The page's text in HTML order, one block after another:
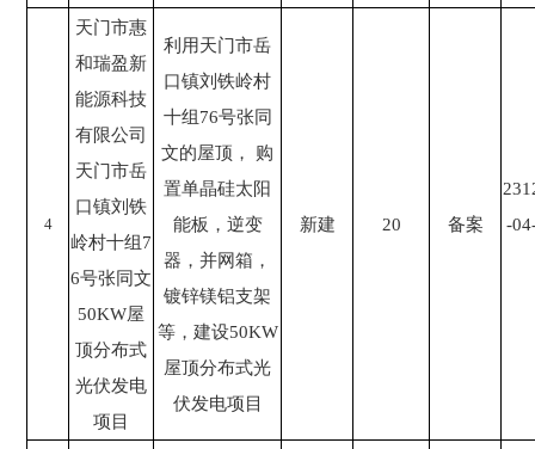
4
天门市惠
和瑞盈新
能源科技
有限公司
天门市岳
口镇刘铁
岭村十组7
6号张同文
50KW屋
顶分布式
光伏发电
项目
利用天门市岳
口镇刘铁岭村
十组76号张同
文的屋顶， 购
置单晶硅太阳
能板，逆变
器，并网箱，
镀锌镁铝支架
等，建设50KW
屋顶分布式光
伏发电项目
新建 20 备案
-